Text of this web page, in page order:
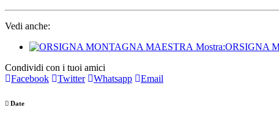
Vedi anche:
Mostra:ORSIGNA
Condividi con i tuoi amici
Facebook
Twitter Whatsapp Email
Date